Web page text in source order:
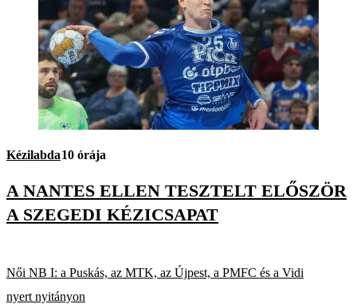
Kézilabda10 órája
A NANTES ELLEN TESZTELT ELŐSZÖR
A SZEGEDI KÉZICSAPAT
Női NB I: a Puskás, az MTK, az Újpest, a PMFC és a Vidi
nyert nyitányon